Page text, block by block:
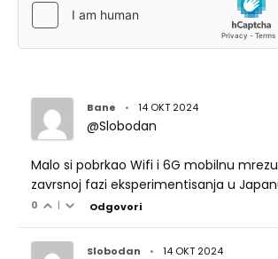
Bane • 14 OKT 2024
@Slobodan
Malo si pobrkao Wifi i 6G mobilnu
zavrsnoj fazi eksperimentisanja u
0 | Odgovori
Slobodan • 14 OKT 2024